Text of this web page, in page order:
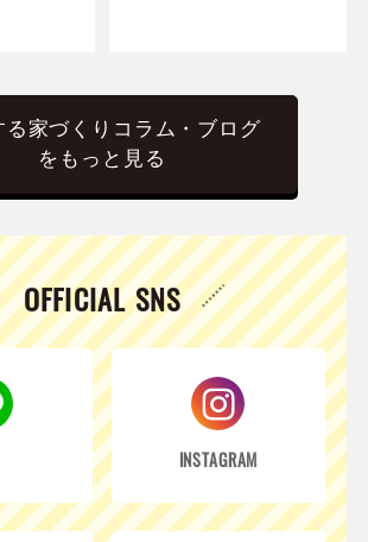
る家づくりコラム・ブログ
をもっと見る
OFFICIAL SNS
INSTAGRAM